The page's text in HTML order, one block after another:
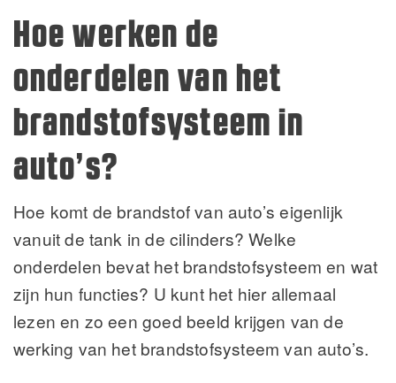
Hoe werken de
onderdelen van het
brandstofsysteem in
auto’s?
Hoe komt de brandstof van auto’s eigenlijk
vanuit de tank in de cilinders? Welke
onderdelen bevat het brandstofsysteem en wat
zijn hun functies? U kunt het hier allemaal
lezen en zo een goed beeld krijgen van de
werking van het brandstofsysteem van auto’s.